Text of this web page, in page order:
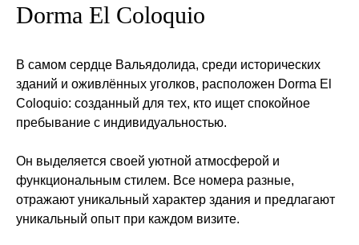
Dorma El Coloquio
В самом сердце Вальядолида, среди исторических
зданий и оживлённых уголков, расположен Dorma El
Coloquio: созданный для тех, кто ищет спокойное
пребывание с индивидуальностью.
Он выделяется своей уютной атмосферой и
функциональным стилем. Все номера разные,
отражают уникальный характер здания и предлагают
уникальный опыт при каждом визите.